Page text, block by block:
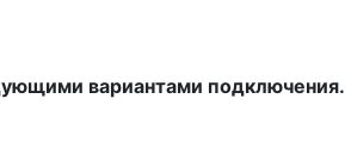
вариантами подключения.